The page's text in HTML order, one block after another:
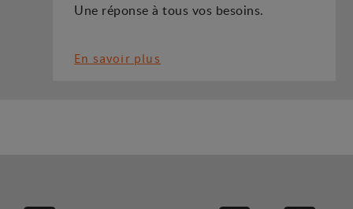
Une réponse à tous vos besoins.
En savoir plus